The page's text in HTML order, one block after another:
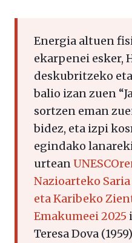
Energia altuen
ekarpenei esker,
deskubritzeko
balio izan zuen
sortzen eman
bidez, eta izpi
egindako
urtean
Nazioarteko
eta Karibeko
Emakumeei 2025
Teresa Dova